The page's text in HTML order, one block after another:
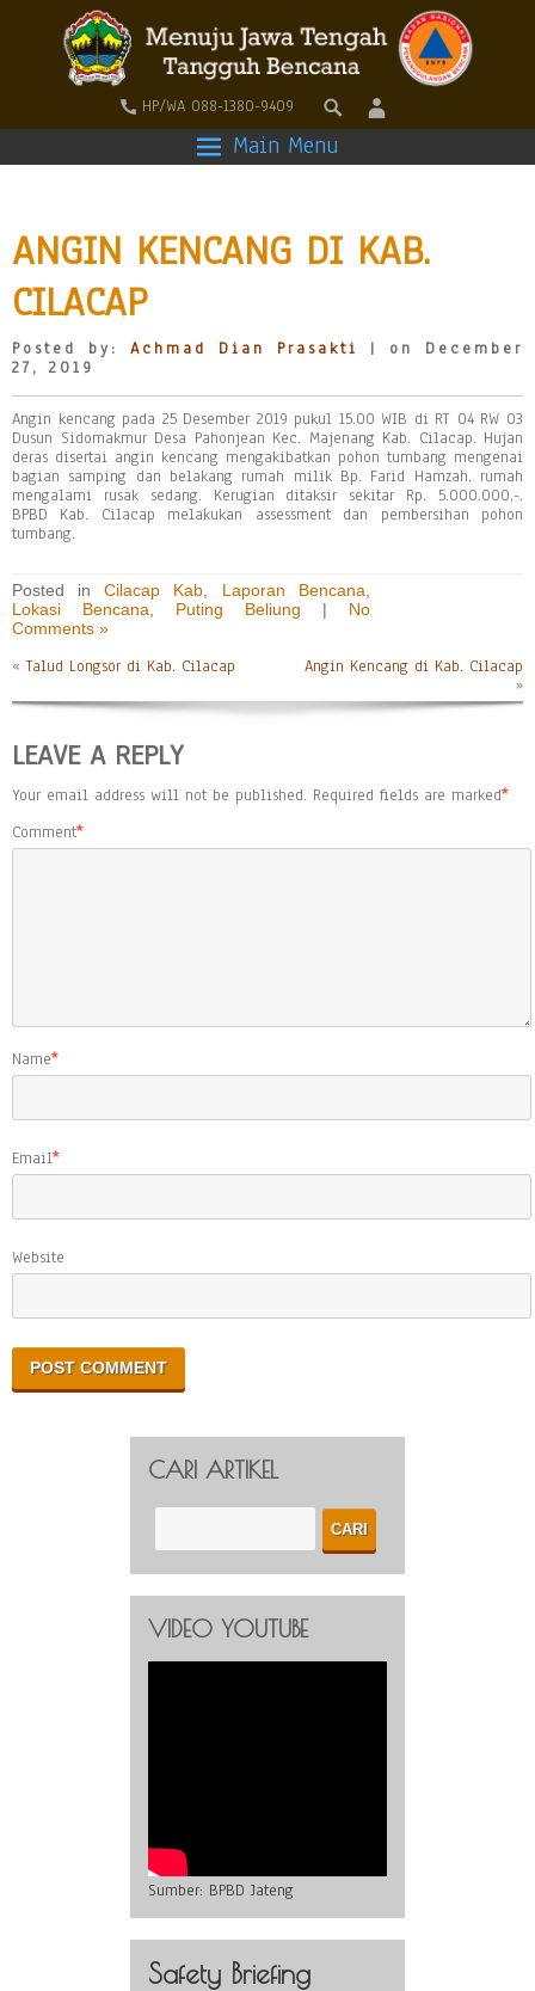
HP/WA 088-1380-9409
Main Menu
ANGIN KENCANG DI KAB.
CILACAP
Posted by: Achmad Dian Prasakti
| on December
27, 2019
Angin kencang pada 25 Desember 2019 pukul 15.00 WIB di RT 04 RW 03
Dusun Sidomakmur Desa Pahonjean Kec. Majenang Kab. Cilacap. Hujan
deras disertai angin kencang mengakibatkan pohon tumbang mengenai
bagian samping dan belakang rumah milik Bp. Farid Hamzah. rumah
mengalami rusak sedang. Kerugian ditaksir sekitar Rp. 5.000.000,-.
BPBD Kab. Cilacap melakukan assessment dan pembersihan pohon
tumbang.
Posted inCilacap Kab Laporan Bencana
Lokasi Bencana
Puting Beliung | No
Comments »
«Talud Longsor di Kab. Cilacap
Angin Kencang di Kab. Cilacap
»
LEAVE A REPLY
Your email address will not be published. Required fields are marked*
Comment*
Name*
Email*
Website
CARI ARTIKEL
VIDEO YOUTUBE
Sumber: BPBD Jateng
Safety Briefing